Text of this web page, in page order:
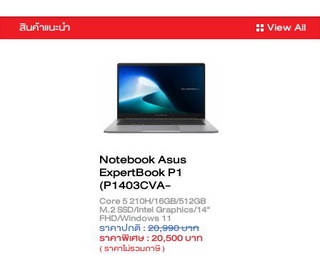
สินค้าแนะนำ View All
Notebook Asus
ExpertBook P1
(P1403CVA-
S61719WS)
Core 5 210H/16GB/512GB
M.2 SSD/Intel Graphics/14"
FHD/Windows 11
Home+Office 2024/Misty
Grey
ราคาปกติ : 20,990 บาท
ราคาพิเศษ : 20,500 บาท
( ราคาไม่รวมภาษี )